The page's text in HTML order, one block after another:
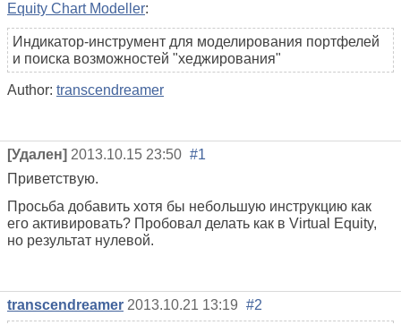
Equity Chart Modeller:
Индикатор-инструмент для моделирования портфелей
и поиска возможностей "хеджирования"
Author: transcendreamer
[Удален] 2013.10.15 23:50 #1
Приветствую.
Просьба добавить хотя бы небольшую инструкцию как
его активировать? Пробовал делать как в Virtual Equity,
но результат нулевой.
transcendreamer 2013.10.21 13:19 #2